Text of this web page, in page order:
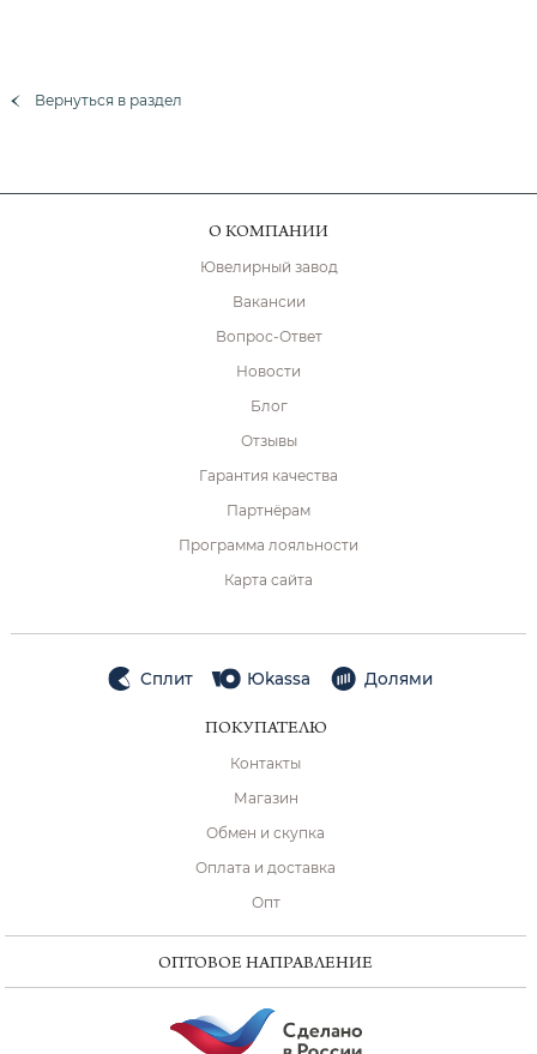
Вернуться в раздел
О КОМПАНИИ
Ювелирный завод
Вакансии
Вопрос-Ответ
Новости
Блог
Отзывы
Гарантия качества
Партнёрам
Программа лояльности
Карта сайта
Сплит Юkassa Долями
ПОКУПАТЕЛЮ
Контакты
Магазин
Обмен и скупка
Оплата и доставка
Опт
ОПТОВОЕ НАПРАВЛЕНИЕ